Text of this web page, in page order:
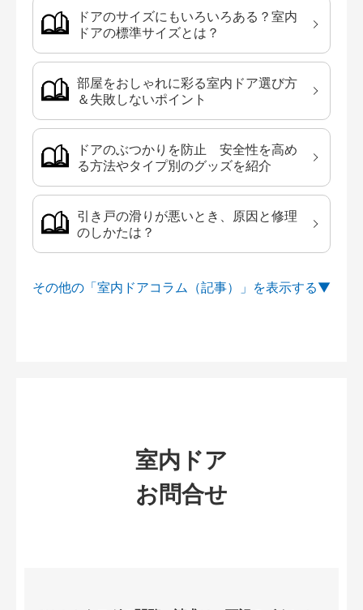
ドアのサイズにもいろいろある？室内
ドアの標準サイズとは？
部屋をおしゃれに彩る室内ドア選び方
＆失敗しないポイント
ドアのぶつかりを防止 安全性を高め
る方法やタイプ別のグッズを紹介
引き戸の滑りが悪いとき、原因と修理
のしかたは？
その他の「室内ドアコラム（記事）」を
室内ドア
お問合せ